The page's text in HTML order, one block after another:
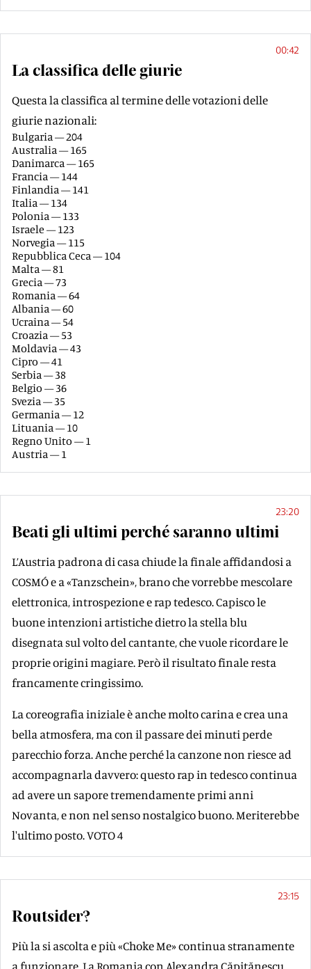
00:42
La classifica delle giurie
Questa la classifica al termine delle votazioni delle
giurie nazionali:
Bulgaria — 204
Australia — 165
Danimarca — 165
Francia — 144
Finlandia — 141
Italia — 134
Polonia — 133
Israele — 123
Norvegia — 115
Repubblica Ceca — 104
Malta — 81
Grecia — 73
Romania — 64
Albania — 60
Ucraina — 54
Croazia — 53
Moldavia — 43
Cipro — 41
Serbia — 38
Belgio — 36
Svezia — 35
Germania — 12
Lituania — 10
Regno Unito — 1
Austria — 1
23:20
Beati gli ultimi perché saranno ultimi
L’Austria padrona di casa chiude la finale affidandosi a
COSMÓ e a «Tanzschein», brano che vorrebbe mescolare
elettronica, introspezione e rap tedesco. Capisco le
buone intenzioni artistiche dietro la stella blu
disegnata sul volto del cantante, che vuole ricordare le
proprie origini magiare. Però il risultato finale resta
francamente cringissimo.
La coreografia iniziale è anche molto carina e crea una
bella atmosfera, ma con il passare dei minuti perde
parecchio forza. Anche perché la canzone non riesce ad
accompagnarla davvero: questo rap in tedesco continua
ad avere un sapore tremendamente primi anni
Novanta, e non nel senso nostalgico buono. Meriterebbe
l'ultimo posto. VOTO 4
23:15
Routsider?
Più la si ascolta e più «Choke Me» continua stranamente
a funzionare. La Romania con Alexandra Căpitănescu